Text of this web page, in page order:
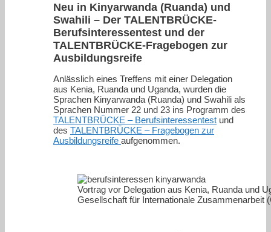
Neu in Kinyarwanda (Ruanda) und
Swahili – Der TALENTBRÜCKE-
Berufsinteressentest und der
TALENTBRÜCKE-Fragebogen zur
Ausbildungsreife
Anlässlich eines Treffens mit einer Delegation
aus Kenia, Ruanda und Uganda, wurden die
Sprachen Kinyarwanda (Ruanda) und Swahili als
Sprachen Nummer 22 und 23 ins Programm des
TALENTBRÜCKE – Berufsinteressentest und
des TALENTBRÜCKE – Fragebogen zur
Ausbildungsreife aufgenommen.
Vortrag vor Delegation aus Kenia, Ruanda und
Gesellschaft für Internationale Zusammenarbeit